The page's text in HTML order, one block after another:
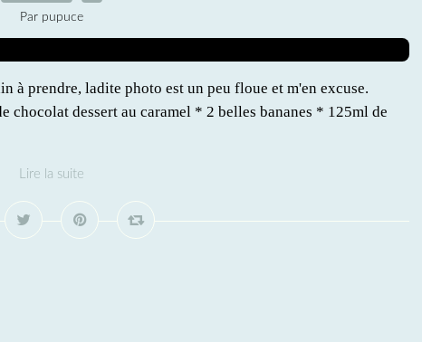
Par pupuce
à prendre, ladite photo est un peu floue et m'en excuse.
dessert au caramel * 2 belles bananes * 125ml de
Lire la suite